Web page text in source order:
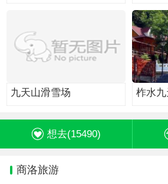
九天山滑雪场 柞水九
想去(15490)
商洛旅游